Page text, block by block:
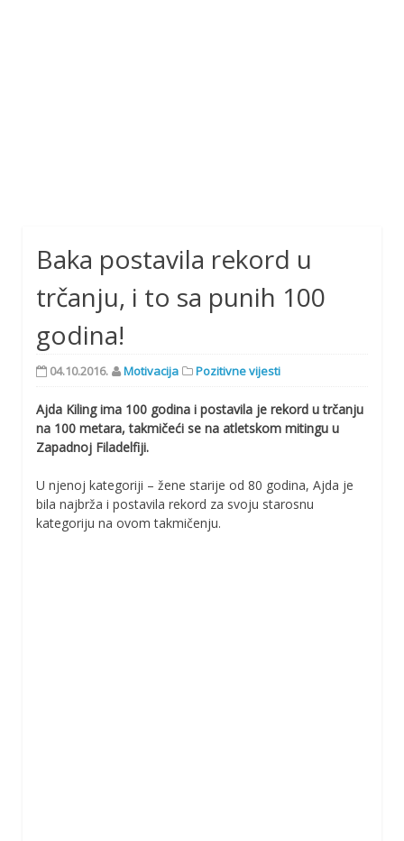
Baka postavila rekord u
trčanju, i to sa punih 100
godina!
04.10.2016. Motivacija Pozitivne vijesti
Ajda Kiling ima 100 godina i postavila je rekord u trčanju
na 100 metara, takmičeći se na atletskom mitingu u
Zapadnoj Filadelfiji.
U njenoj kategoriji – žene starije od 80 godina, Ajda je
bila najbrža i postavila rekord za svoju starosnu
kategoriju na ovom takmičenju.